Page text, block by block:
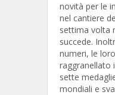
novità per le
nel cantiere
settima volta
succede.
numeri, le
raggranellato
sette
mondiali e